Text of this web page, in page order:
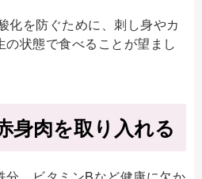
化を防ぐために、刺し身やカ
状態で食べることが望まし
身肉を取り入れる